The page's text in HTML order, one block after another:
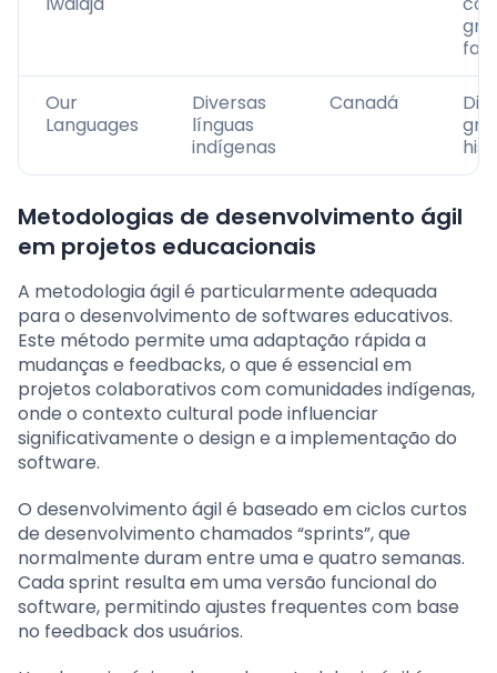
Our
Languages
Diversas
línguas
indígenas
Canadá
Metodologias de desenvolvimento ágil
em projetos educacionais
A metodologia ágil é particularmente adequada
para o desenvolvimento de softwares educativos.
Este método permite uma adaptação rápida a
mudanças e feedbacks, o que é essencial em
projetos colaborativos com comunidades indígenas,
onde o contexto cultural pode influenciar
significativamente o design e a implementação do
software.
O desenvolvimento ágil é baseado em ciclos curtos
de desenvolvimento chamados “sprints”, que
normalmente duram entre uma e quatro semanas.
Cada sprint resulta em uma versão funcional do
software, permitindo ajustes frequentes com base
no feedback dos usuários.